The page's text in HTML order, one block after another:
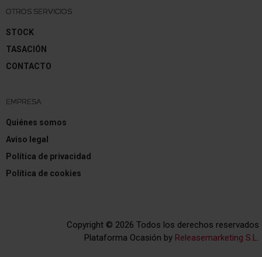
OTROS SERVICIOS
STOCK
TASACIÓN
CONTACTO
EMPRESA
Quiénes somos
Aviso legal
Política de privacidad
Política de cookies
Copyright © 2026 Todos los derechos reservados
Plataforma Ocasión by Releasemarketing S.L.